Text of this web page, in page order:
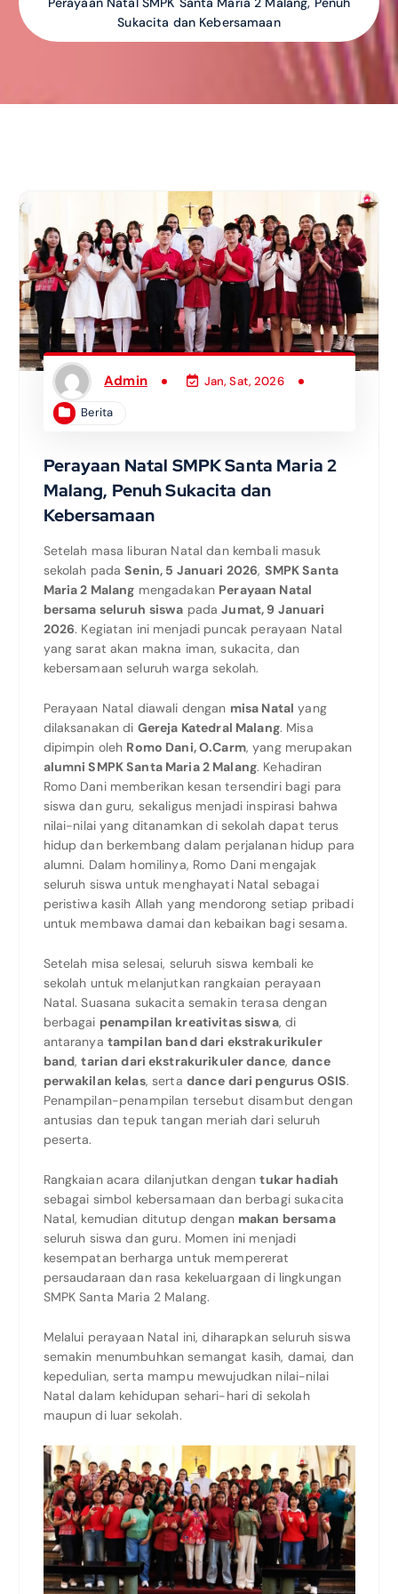
Sukacita dan Kebersamaan
Admin Jan, Sat, 2026
Berita
Perayaan Natal SMPK Santa Maria 2
Malang, Penuh Sukacita dan
Kebersamaan
Setelah masa liburan Natal dan kembali masuk
sekolah padaSenin, 5 Januari 2026, SMPK Santa
Maria 2 Malang mengadakan Perayaan Natal
bersama seluruh siswa padaJumat, 9 Januari
2026. Kegiatan ini menjadi puncak perayaan Natal
yang sarat akan makna iman, sukacita, dan
kebersamaan seluruh warga sekolah.
Perayaan Natal diawali dengan misa Natal yang
dilaksanakan di Gereja Katedral Malang. Misa
dipimpin oleh Romo Dani, O.Carm, yang merupakan
alumni SMPK Santa Maria 2 Malang. Kehadiran
Romo Dani memberikan kesan tersendiri bagi para
siswa dan guru, sekaligus menjadi inspirasi bahwa
nilai-nilai yang ditanamkan di sekolah dapat terus
hidup dan berkembang dalam perjalanan hidup para
alumni. Dalam homilinya, Romo Dani mengajak
seluruh siswa untuk menghayati Natal sebagai
peristiwa kasih Allah yang mendorong setiap pribadi
untuk membawa damai dan kebaikan bagi sesama.
Setelah misa selesai, seluruh siswa kembali ke
sekolah untuk melanjutkan rangkaian perayaan
Natal. Suasana sukacita semakin terasa dengan
berbagai penampilan kreativitas siswa, di
antaranya tampilan band dari ekstrakurikuler
band,tarian dari ekstrakurikuler dance,dance
perwakilan kelas, serta dance dari pengurus OSIS.
Penampilan-penampilan tersebut disambut dengan
antusias dan tepuk tangan meriah dari seluruh
peserta.
Rangkaian acara dilanjutkan dengantukar hadiah
sebagai simbol kebersamaan dan berbagi sukacita
Natal, kemudian ditutup dengan makan bersama
seluruh siswa dan guru. Momen ini menjadi
kesempatan berharga untuk mempererat
persaudaraan dan rasa kekeluargaan di lingkungan
SMPK Santa Maria 2 Malang.
Melalui perayaan Natal ini, diharapkan seluruh siswa
semakin menumbuhkan semangat kasih, damai, dan
kepedulian, serta mampu mewujudkan nilai-nilai
Natal dalam kehidupan sehari-hari di sekolah
maupun di luar sekolah.